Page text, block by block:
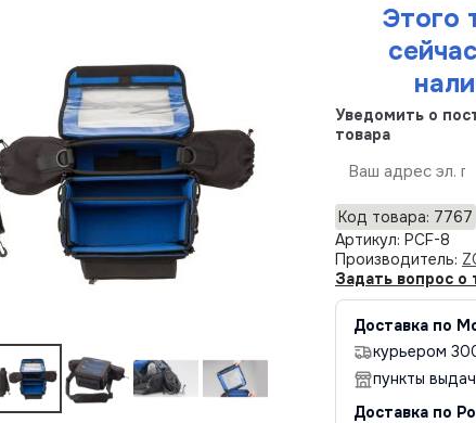
Этого
Уведомить о
товара
Код товара: 7767
Артикул: PCF-8
Производитель:
Задать вопрос о
Доставка по
курьером
пункты
Доставка по